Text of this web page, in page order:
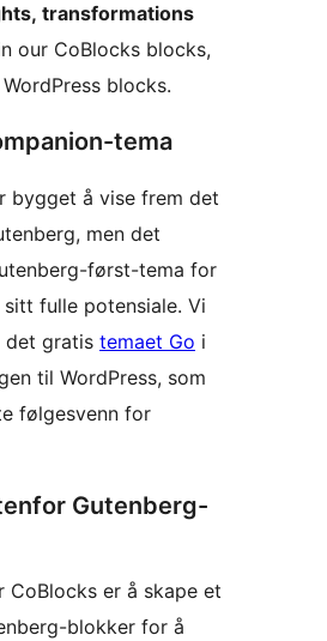
transformations
our CoBlocks blocks,
blocks.
tema
bygget å vise frem det
men det
først-tema for
fulle potensiale. Vi
det gratis temaet Go i
til WordPress, som
følgesvenn for
Gutenberg-
CoBlocks er å skape et
blokker for å